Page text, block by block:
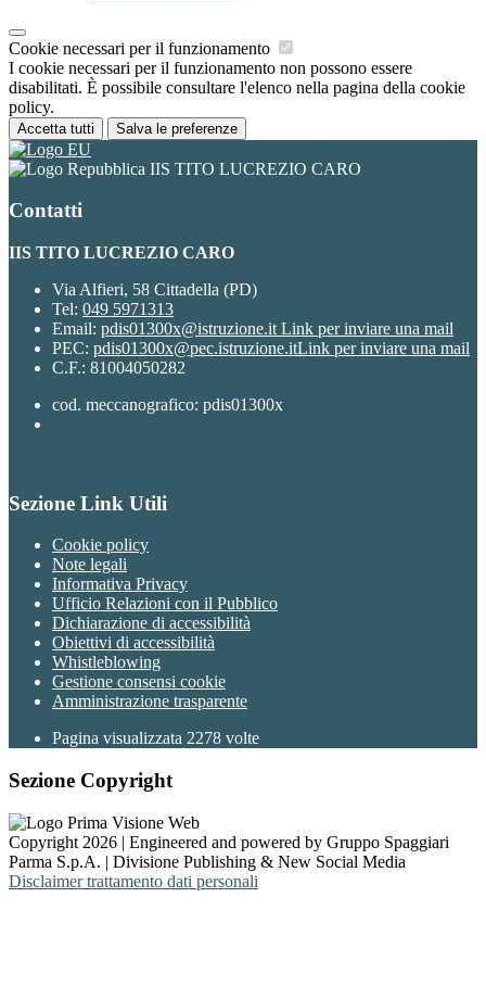
Cookie necessari per il funzionamento
I cookie necessari per il funzionamento non possono essere
disabilitati. È possibile consultare l'elenco nella pagina della cookie
policy.
Accetta tutti Salva le preferenze
IIS TITO LUCREZIO CARO
Contatti
IIS TITO LUCREZIO CARO
Via Alfieri, 58 Cittadella (PD)
Tel: 049 5971313
Email: pdis01300x@istruzione.it Link per inviare una mail
PEC: pdis01300x@pec.istruzione.itLink per inviare una mail
C.F.: 81004050282
cod. meccanografico: pdis01300x
Sezione Link Utili
Cookie policy
Note legali
Informativa Privacy
Ufficio Relazioni con il Pubblico
Dichiarazione di accessibilità
Obiettivi di accessibilità
Whistleblowing
Gestione consensi cookie
Amministrazione trasparente
Pagina visualizzata 2278 volte
Sezione Copyright
Copyright 2026 | Engineered and powered by Gruppo Spaggiari
Parma S.p.A. | Divisione Publishing & New Social Media
Disclaimer trattamento dati personali